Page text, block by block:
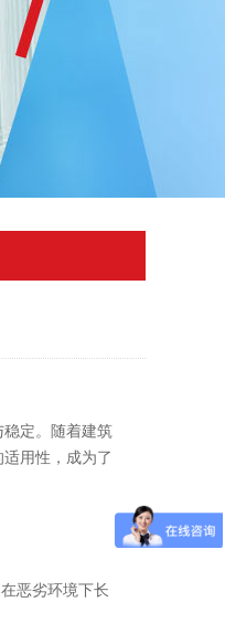
定。随着建筑
用性，成为了
恶劣环境下长